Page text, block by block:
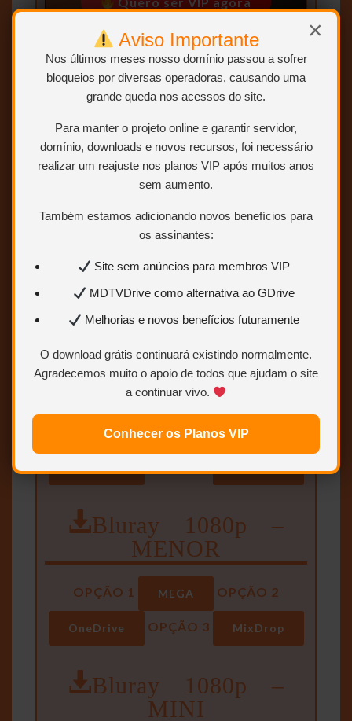
×
Aviso Importante
Nos últimos meses nosso domínio passou a sofrer
bloqueios por diversas operadoras, causando uma
grande queda nos acessos do site.
Para manter o projeto online e garantir servidor,
domínio, downloads e novos recursos, foi necessário
realizar um reajuste nos planos VIP após muitos anos
sem aumento.
Também estamos adicionando novos benefícios para
os assinantes:
Site sem anúncios para membros VIP
MDTVDrive como alternativa ao GDrive
Melhorias e novos benefícios futuramente
O download grátis continuará existindo normalmente.
Agradecemos muito o apoio de todos que ajudam o site
a continuar vivo.
Conhecer os Planos VIP
Para saber como ser VIP ou
Colaborador.Clique AQUI.
Todos os Arquivos
GDrive/AmazonDrive
Bluray 1080p –
MAIOR
OPÇÃO 1 MEGA OPÇÃO 2
Bluray 1080p –
MENOR
OPÇÃO 1 MEGA OPÇÃO 2
OneDrive OPÇÃO 3 MixDrop
Bluray 1080p –
MINI